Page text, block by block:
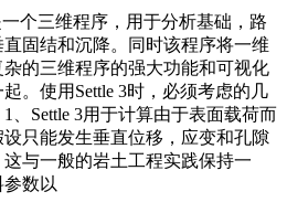
一个三维程序，用于分析基础，路
固结和沉降。同时该程序将一维
的三维程序的强大功能和可视化
。使用Settle 3时，必须考虑的几
、Settle 3用于计算由于表面载荷而
只能发生垂直位移，应变和孔隙
与一般的岩土工程实践保持一
数以